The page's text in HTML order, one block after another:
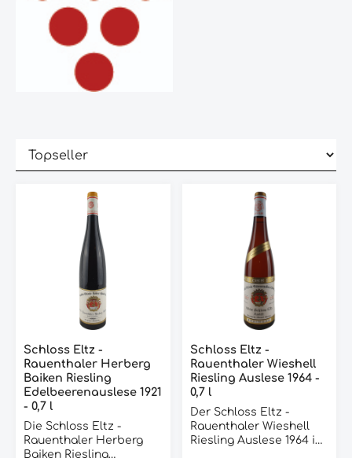
Schloss Eltz -
Rauenthaler Herberg
Baiken Riesling
Edelbeerenauslese 1921
- 0,7 l
Die Schloss Eltz -
Rauenthaler Herberg
Baiken Riesling
Schloss Eltz -
Rauenthaler Wieshell
Riesling Auslese 1964 -
0,7 l
Der Schloss Eltz -
Rauenthaler Wieshell
Riesling Auslese 1964 ist